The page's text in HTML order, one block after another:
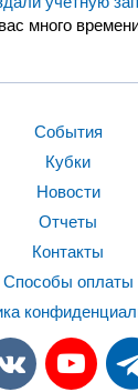
вас много
События
Кубки
Новости
Отчеты
Контакты
Способы оплаты